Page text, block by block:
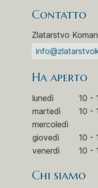
Contatto
Zlatarstvo
Ha aperto
lunedì 10 -
martedì
10 -
mercoledì
giovedì
10 -
venerdì
10 -
Chi siamo